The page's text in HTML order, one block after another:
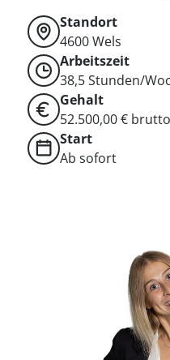
Standort
4600Wels
Arbeitszeit
38,5 Stunden/
Gehalt
52.500,00 €
Start
Ab sofort